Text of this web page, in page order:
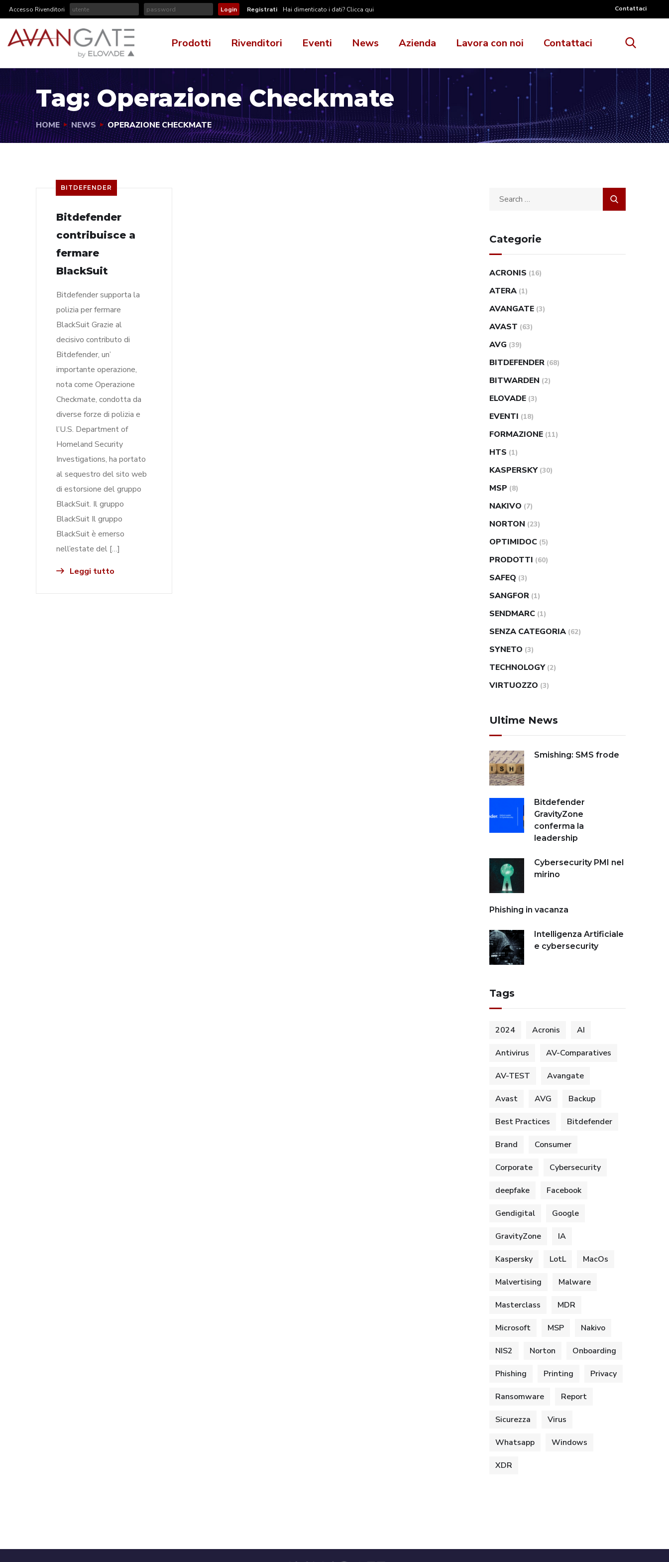
Accesso Rivenditori Registrati Hai dimenticato i dati? Clicca qui Contattaci
Prodotti Rivenditori Eventi News Azienda Lavora con noi Contattaci
Tag:Operazione Checkmate
HOME NEWS OPERAZIONE CHECKMATE
BITDEFENDER
Bitdefender
contribuisce a
fermare
BlackSuit
Bitdefender supporta la
polizia per fermare
BlackSuit Grazie al
decisivo contributo di
Bitdefender, un’
importante operazione,
nota come Operazione
Checkmate, condotta da
diverse forze di polizia e
l’U.S. Department of
Homeland Security
Investigations, ha portato
al sequestro del sito web
di estorsione del gruppo
BlackSuit. Il gruppo
BlackSuit Il gruppo
BlackSuit è emerso
nell’estate del […]
Leggi tutto
Categorie
ACRONIS (16)
ATERA (1)
AVANGATE (3)
AVAST (63)
AVG (39)
BITDEFENDER (68)
BITWARDEN (2)
ELOVADE (3)
EVENTI (18)
FORMAZIONE (11)
HTS (1)
KASPERSKY (30)
MSP (8)
NAKIVO (7)
NORTON (23)
OPTIMIDOC (5)
PRODOTTI (60)
SAFEQ (3)
SANGFOR (1)
SENDMARC (1)
SENZA CATEGORIA (62)
SYNETO (3)
TECHNOLOGY (2)
VIRTUOZZO (3)
Ultime News
Smishing: SMS frode
Bitdefender
GravityZone
conferma la
leadership
Cybersecurity PMI nel
mirino
Phishing in vacanza
Intelligenza Artificiale
e cybersecurity
Tags
2024 Acronis AI
Antivirus AV-Comparatives
AV-TEST Avangate
Avast AVG Backup
Best Practices Bitdefender
Brand Consumer
Corporate Cybersecurity
deepfake Facebook
Gendigital Google
GravityZone IA
Kaspersky LotL MacOs
Malvertising Malware
Masterclass MDR
Microsoft MSP Nakivo
NIS2 Norton Onboarding
Phishing Printing Privacy
Ransomware Report
Sicurezza Virus
Whatsapp Windows
XDR